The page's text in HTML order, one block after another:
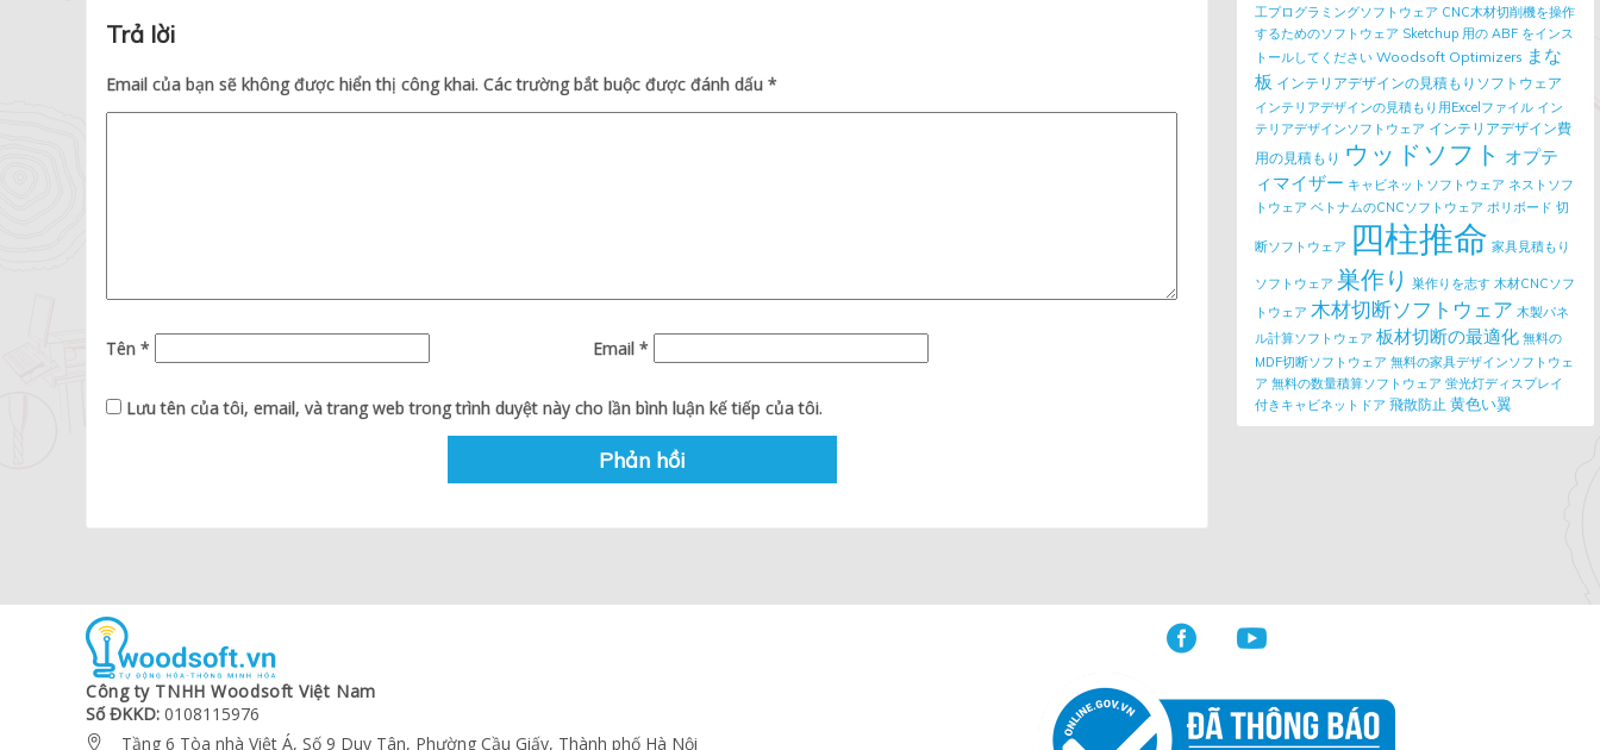
Trả lời
Email của bạn sẽ không được hiển thị công khai. Các trường bắt buộc được đánh dấu *
Tên * Email *
Lưu tên của tôi, email, và trang web trong trình duyệt này cho lần bình luận kế tiếp của tôi.
工プログラミングソフトウェア CNC木材切削機を操作
するためのソフトウェア Sketchup 用の ABF をインス
トールしてください Woodsoft Optimizers まな
板 インテリアデザインの見積もりソフトウェア
インテリアデザインの見積もり用Excelファイル イン
テリアデザインソフトウェア インテリアデザイン費
用の見積もり ウッドソフト オプテ
ィマイザー キャビネットソフトウェア ネストソフ
トウェア ベトナムのCNCソフトウェア ポリボード 切
断ソフトウェア 四柱推命 家具見積もり
ソフトウェア 巣作り 巣作りを志す 木材CNCソフ
トウェア 木材切断ソフトウェア 木製パネ
ル計算ソフトウェア 板材切断の最適化 無料の
MDF切断ソフトウェア 無料の家具デザインソフトウェ
ア 無料の数量積算ソフトウェア 蛍光灯ディスプレイ
付きキャビネットドア 飛散防止 黄色い翼
Công ty TNHH Woodsoft Việt Nam
Số ĐKKD: 0108115976
 Tầng 6 Tòa nhà Việt Á, Số 9 Duy Tân, Phường Cầu Giấy, Thành phố Hà Nội
 